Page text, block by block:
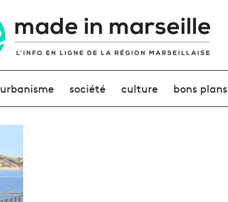
urbanisme société culture bons plans